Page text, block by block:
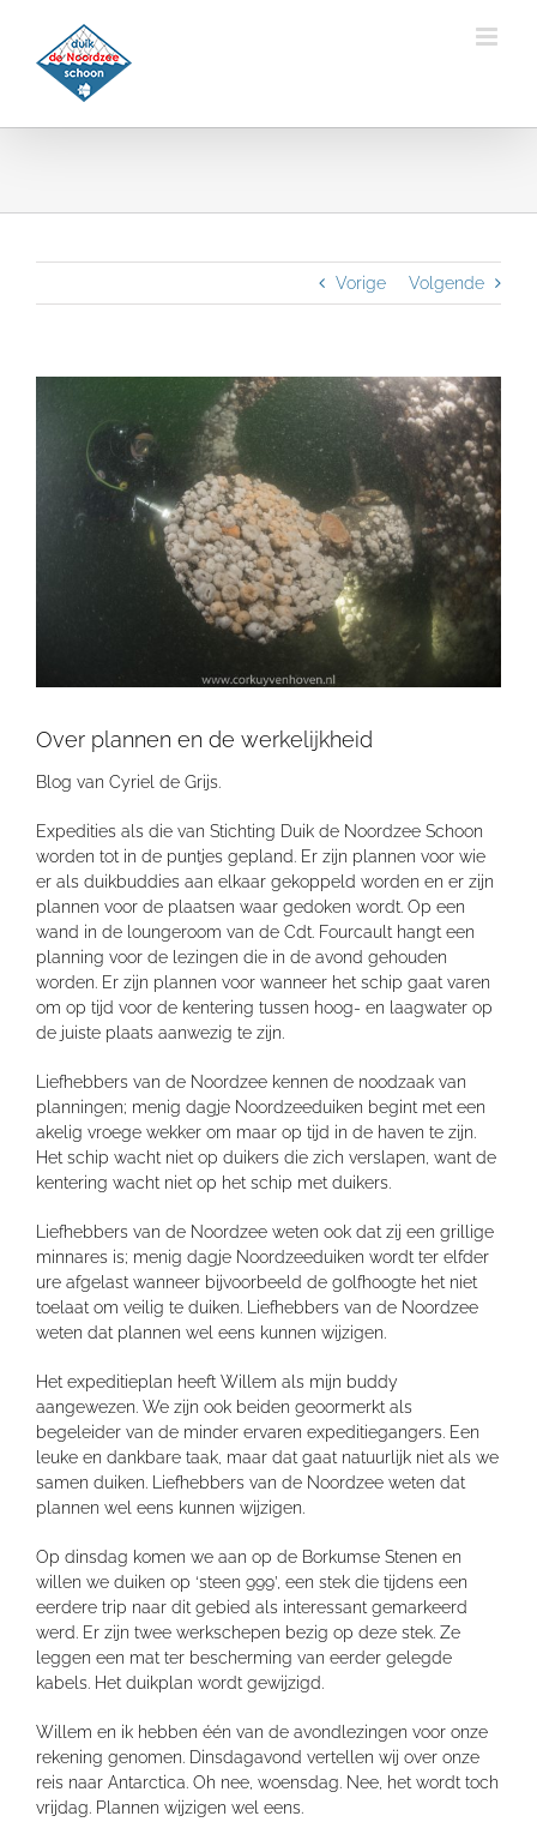
inhoud
Vorige Volgende
Over plannen en de werkelijkheid
Blog van Cyriel de Grijs.
Expedities als die van Stichting Duik de Noordzee Schoon
worden tot in de puntjes gepland. Er zijn plannen voor wie
er als duikbuddies aan elkaar gekoppeld worden en er zijn
plannen voor de plaatsen waar gedoken wordt. Op een
wand in de loungeroom van de Cdt. Fourcault hangt een
planning voor de lezingen die in de avond gehouden
worden. Er zijn plannen voor wanneer het schip gaat varen
om op tijd voor de kentering tussen hoog- en laagwater op
de juiste plaats aanwezig te zijn.
Liefhebbers van de Noordzee kennen de noodzaak van
planningen; menig dagje Noordzeeduiken begint met een
akelig vroege wekker om maar op tijd in de haven te zijn.
Het schip wacht niet op duikers die zich verslapen, want de
kentering wacht niet op het schip met duikers.
Liefhebbers van de Noordzee weten ook dat zij een grillige
minnares is; menig dagje Noordzeeduiken wordt ter elfder
ure afgelast wanneer bijvoorbeeld de golfhoogte het niet
toelaat om veilig te duiken. Liefhebbers van de Noordzee
weten dat plannen wel eens kunnen wijzigen.
Het expeditieplan heeft Willem als mijn buddy
aangewezen. We zijn ook beiden geoormerkt als
begeleider van de minder ervaren expeditiegangers. Een
leuke en dankbare taak, maar dat gaat natuurlijk niet als we
samen duiken. Liefhebbers van de Noordzee weten dat
plannen wel eens kunnen wijzigen.
Op dinsdag komen we aan op de Borkumse Stenen en
willen we duiken op ‘steen 999’, een stek die tijdens een
eerdere trip naar dit gebied als interessant gemarkeerd
werd. Er zijn twee werkschepen bezig op deze stek. Ze
leggen een mat ter bescherming van eerder gelegde
kabels. Het duikplan wordt gewijzigd.
Willem en ik hebben één van de avondlezingen voor onze
rekening genomen. Dinsdagavond vertellen wij over onze
reis naar Antarctica. Oh nee, woensdag. Nee, het wordt toch
vrijdag. Plannen wijzigen wel eens.